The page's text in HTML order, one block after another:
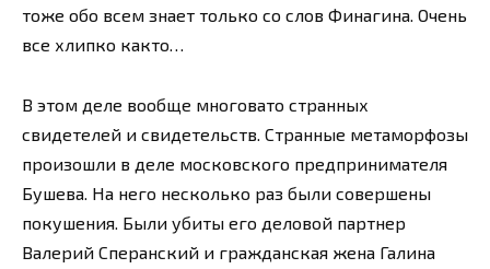
тоже обо всем знает только со слов Финагина. Очень
все хлипко както…
В этом деле вообще многовато странных
свидетелей и свидетельств. Странные метаморфозы
произошли в деле московского предпринимателя
Бушева. На него несколько раз были совершены
покушения. Были убиты его деловой партнер
Валерий Сперанский и гражданская жена Галина